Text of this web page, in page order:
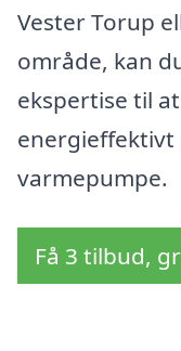
Vester Torup
område, kan
ekspertise til
energieffektivt
varmepumpe.
Få 3 tilbud,